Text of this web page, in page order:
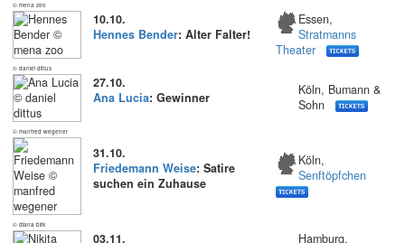
© mena zoo
10.10.
Hennes Bender: Alter Falter!
Essen,
Stratmanns
Theater
© daniel dittus
27.10.
Ana Lucia: Gewinner
Köln, Bumann &
Sohn
© manfred wegener
31.10.
Friedemann Weise: Satire
suchen ein Zuhause
Köln,
Senftöpfchen
© diana birk
03.11.
Hamburg,